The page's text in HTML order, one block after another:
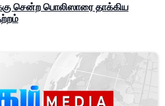
சென்ற பொலிஸாரை தாக்கிய